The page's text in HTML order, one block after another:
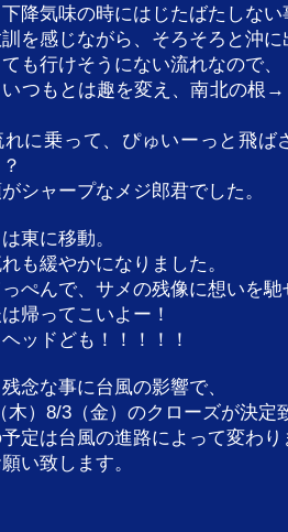
下降気味の時にはじたばたしな
を感じながら、そろそろと沖
も行けそうにない流れなので、
つもとは趣を変え、南北の根
れに乗って、ぴゅいーっと飛ば
シャープなメジ郎君でした。
東に移動。
も緩やかになりました。
ぺんで、サメの残像に想いを
帰ってこいよー！
ッドども！！！！！
念な事に台風の影響で、
木）8/3（金）のクローズが決定
定は台風の進路によって変わ
い致します。